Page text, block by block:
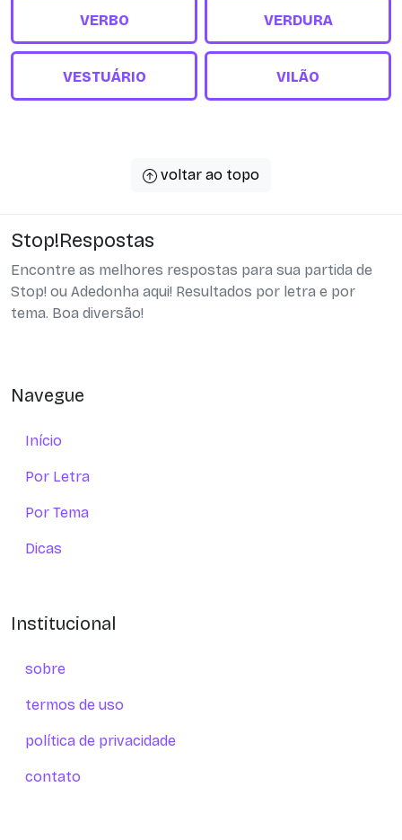
VERBO VERDURA
VESTUÁRIO VILÃO
voltar ao topo
Stop!Respostas
Encontre as melhores respostas para sua partida de
Stop! ou Adedonha aqui! Resultados por letra e por
tema. Boa diversão!
Navegue
Início
Por Letra
Por Tema
Dicas
Institucional
sobre
termos de uso
política de privacidade
contato